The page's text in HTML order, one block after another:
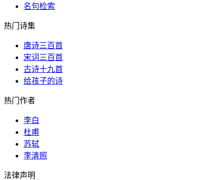
名句检索
热门诗集
唐诗三百首
宋词三百首
古诗十九首
给孩子的诗
热门作者
李白
杜甫
苏轼
李清照
法律声明